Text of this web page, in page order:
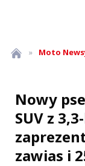
» Moto
Nowy
SUV z
zawias i